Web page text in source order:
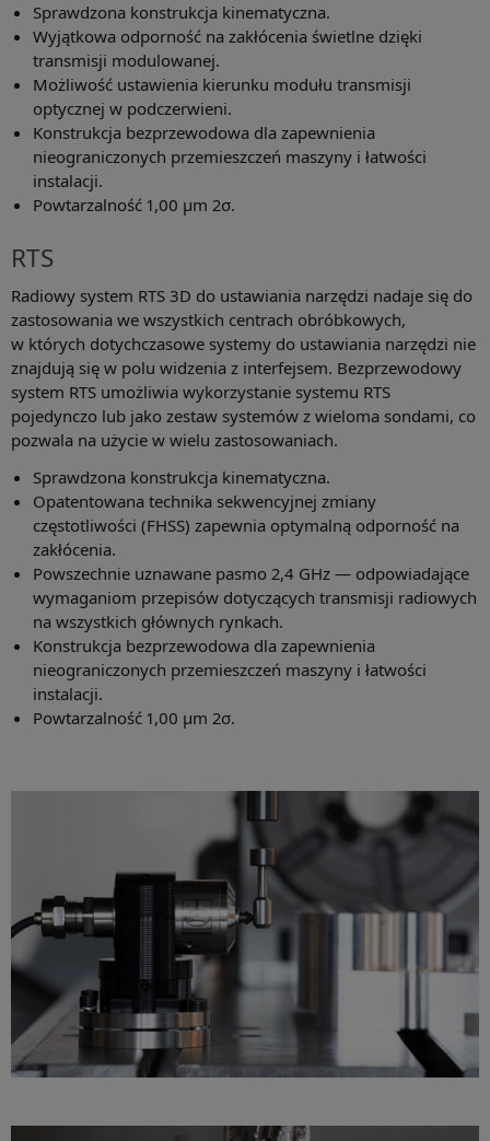
Sprawdzona konstrukcja kinematyczna.
Wyjątkowa odporność na zakłócenia świetlne dzięki
transmisji modulowanej.
Możliwość ustawienia kierunku modułu transmisji
optycznej w podczerwieni.
Konstrukcja bezprzewodowa dla zapewnienia
nieograniczonych przemieszczeń maszyny i łatwości
instalacji.
Powtarzalność 1,00 μm 2σ.
RTS
Radiowy system RTS 3D do ustawiania narzędzi nadaje się do
zastosowania we wszystkich centrach obróbkowych,
w których dotychczasowe systemy do ustawiania narzędzi nie
znajdują się w polu widzenia z interfejsem. Bezprzewodowy
system RTS umożliwia wykorzystanie systemu RTS
pojedynczo lub jako zestaw systemów z wieloma sondami, co
pozwala na użycie w wielu zastosowaniach.
Sprawdzona konstrukcja kinematyczna.
Opatentowana technika sekwencyjnej zmiany
częstotliwości (FHSS) zapewnia optymalną odporność na
zakłócenia.
Powszechnie uznawane pasmo 2,4 GHz — odpowiadające
wymaganiom przepisów dotyczących transmisji radiowych
na wszystkich głównych rynkach.
Konstrukcja bezprzewodowa dla zapewnienia
nieograniczonych przemieszczeń maszyny i łatwości
instalacji.
Powtarzalność 1,00 μm 2σ.